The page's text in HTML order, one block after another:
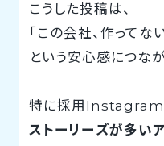
こうした投稿は、
「この会社、作ってな
という安心感につなが
特に採用Instagram
ストーリーズが多い